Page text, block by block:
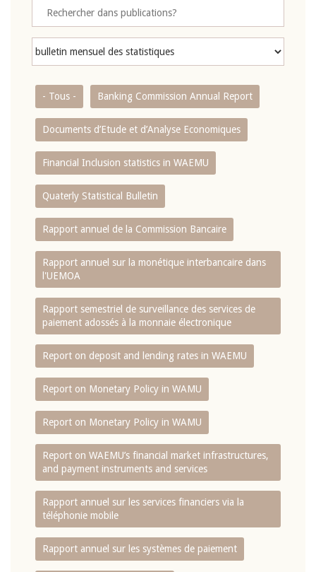
- Tous - Banking Commission Annual Report
Documents d’Etude et d’Analyse Economiques
Financial Inclusion statistics in WAEMU
Quaterly Statistical Bulletin
Rapport annuel de la Commission Bancaire
Rapport annuel sur la monétique interbancaire dans
l'UEMOA
Rapport semestriel de surveillance des services de
paiement adossés à la monnaie électronique
Report on deposit and lending rates in WAEMU
Report on Monetary Policy in WAMU
Report on Monetary Policy in WAMU
Report on WAEMU’s financial market infrastructures,
and payment instruments and services
Rapport annuel sur les services financiers via la
téléphonie mobile
Rapport annuel sur les systèmes de paiement